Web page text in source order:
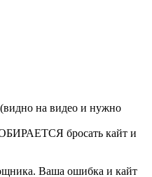
(видно на видео и нужно
бросать кайт и
Ваша ошибка и кайт